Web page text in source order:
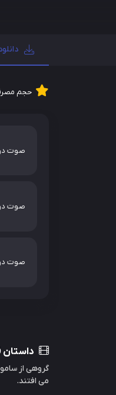
حجم
صوت
صوت
صوت
داستان
گروهی از
می افتند.